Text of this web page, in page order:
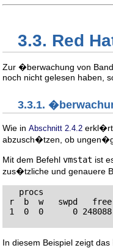
3.3. Red
Zur �berwachung von
noch nicht gelesen haben,
3.3.1.
Wie in Abschnitt 2.4.2
abzusch�tzen, ob
Mit dem Befehl vmstat ist
zus�tzliche und genauere
procs
r  b  w   swpd
1  0  0      0
In diesem Beispiel zeigt das